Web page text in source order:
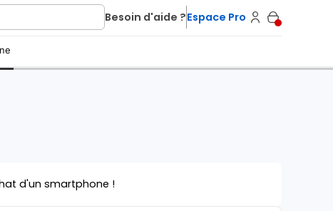
Besoin d'aide ?Espace Pro
d'un smartphone !